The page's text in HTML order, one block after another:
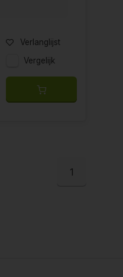
Verlanglijst
Vergelijk
1